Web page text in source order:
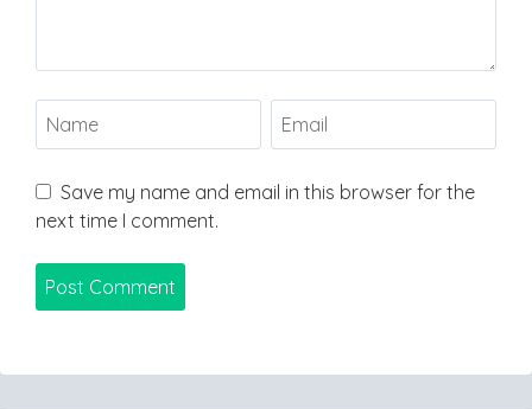
Save my name and email in this browser for the
next time I comment.